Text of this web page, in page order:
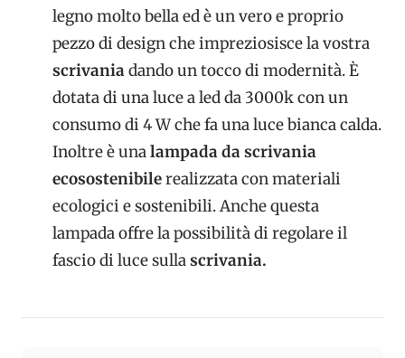
legno molto bella ed è un vero e proprio
pezzo di design che impreziosisce la vostra
scrivaniadando un tocco di modernità. È
dotata di una luce a led da 3000k con un
consumo di 4 W che fa una luce bianca calda.
Inoltre è unalampada da scrivania
ecosostenibilerealizzata con materiali
ecologici e sostenibili. Anche questa
lampada offre la possibilità di regolare il
fascio di luce sullascrivania.